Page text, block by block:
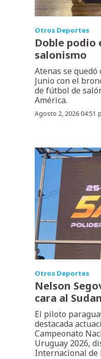
Otros Deportes
Doble podio
salonismo
Atenas se quedó
Junio con el
de fútbol de
América.
Agosto 2, 2026 04:51
Otros Deportes
Nelson
cara al
El piloto
destacada
Campeonato
Uruguay 2026,
Internacional de